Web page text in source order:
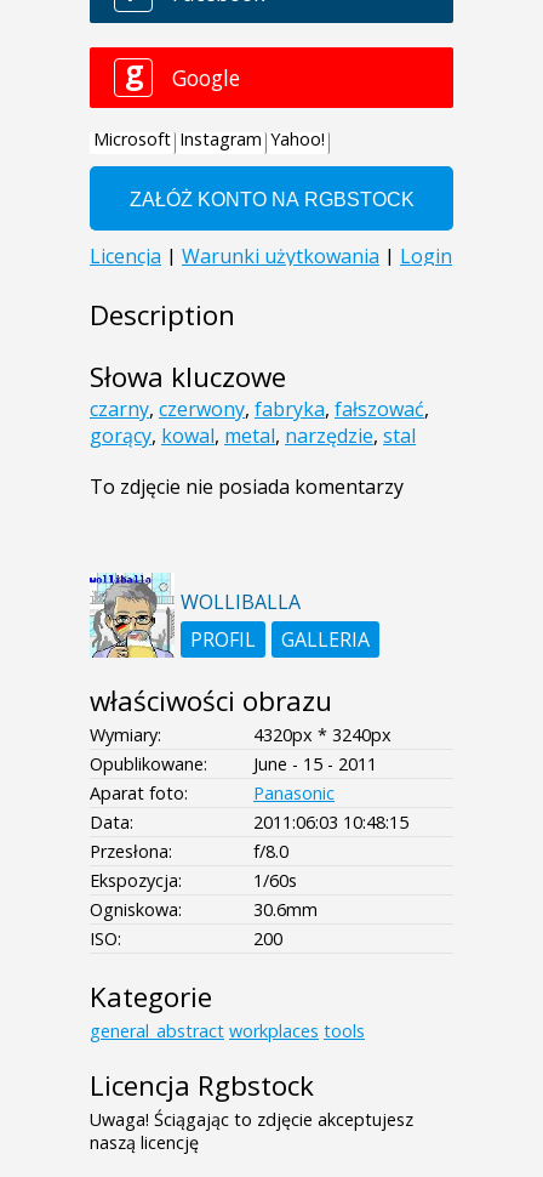
Description
Słowa kluczowe
czarny, czerwony, fabryka, fałszować,
gorący, kowal, metal, narzędzie, stal
To zdjęcie nie posiada komentarzy
WOLLIBALLA
PROFIL
GALLERIA
właściwości obrazu
Wymiary:
4320px * 3240px
Opublikowane:
June - 15 - 2011
Aparat foto:
Panasonic
Data:
2011:06:03 10:48:15
Przesłona:
f/8.0
Ekspozycja:
1/60s
Ogniskowa:
30.6mm
ISO:
200
Kategorie
general_abstract workplaces tools
Licencja Rgbstock
Uwaga! Ściągając to zdjęcie akceptujesz
naszą licencję